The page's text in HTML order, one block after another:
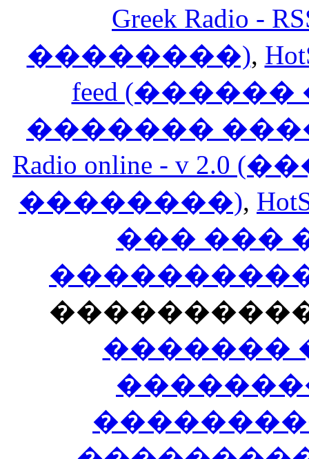
Greek Radio
��������),
feed
�������
Radio online - v
��������),
��� ���
�������